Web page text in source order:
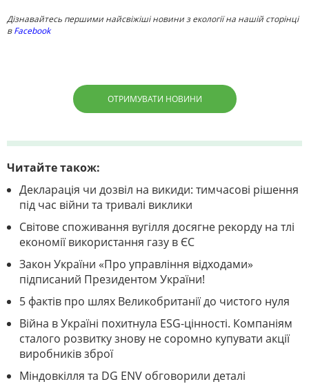
Дізнавайтесь першими найсвіжіші новини з екології на нашій сторінці
вFacebook
ОТРИМУВАТИ НОВИНИ
Читайте також:
Декларація чи дозвіл на викиди: тимчасові рішення
під час війни та тривалі виклики
Світове споживання вугілля досягне рекорду на тлі
економії використання газу в ЄС
Закон України «Про управління відходами»
підписаний Президентом України!
5 фактів про шлях Великобританії до чистого нуля
Війна в Україні похитнула ESG-цінності. Компаніям
сталого розвитку знову не соромно купувати акції
виробників зброї
Міндовкілля та DG ENV обговорили деталі